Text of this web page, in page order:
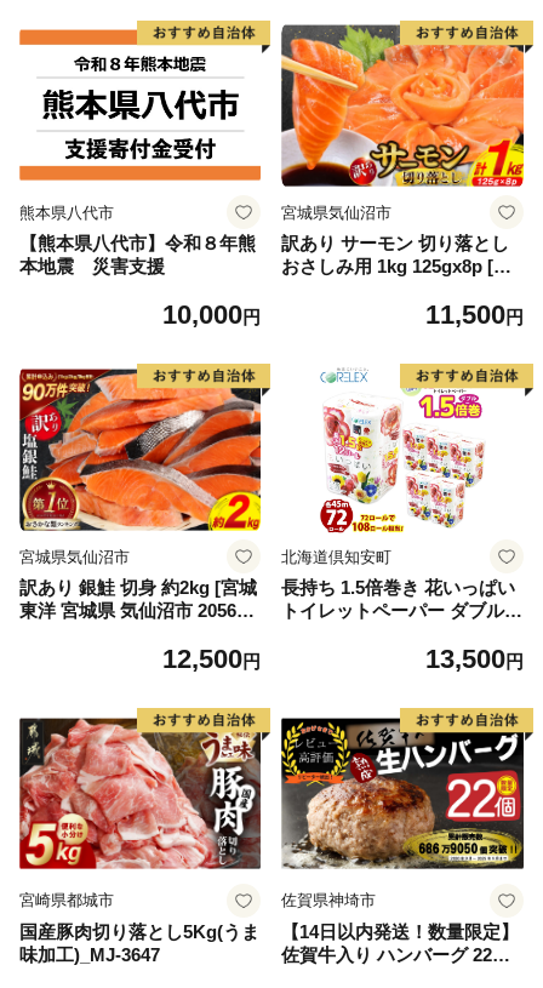
熊本県八代市
【熊本県八代市】令和８年熊
本地震 災害支援
10,000円
宮城県気仙沼市
訳あり サーモン 切り落とし
おさしみ用 1kg 125gx8p [足
4313] 魚 魚介類 鮭 お刺し身
11,500円
宮城県気仙沼市
訳あり 銀鮭 切身 約2kg [宮城
東洋 宮城県 気仙沼市 205649
格外 不揃い さけ サケ 鮭切身
切り身 魚 わけあり
12,500円
北海道倶知安町
長持ち 1.5倍巻き 花いっぱい
トイレットペーパー ダブル 4
プリント ハーブ 香り付き 日
品 備蓄 送料無料 北海道 倶知
安町 日用品
13,500円
宮崎県都城市
国産豚肉切り落とし5Kg(うま
味加工)_MJ-3647
佐賀県神埼市
【14日以内発送！数量限定】
佐賀牛入り ハンバーグ 22個